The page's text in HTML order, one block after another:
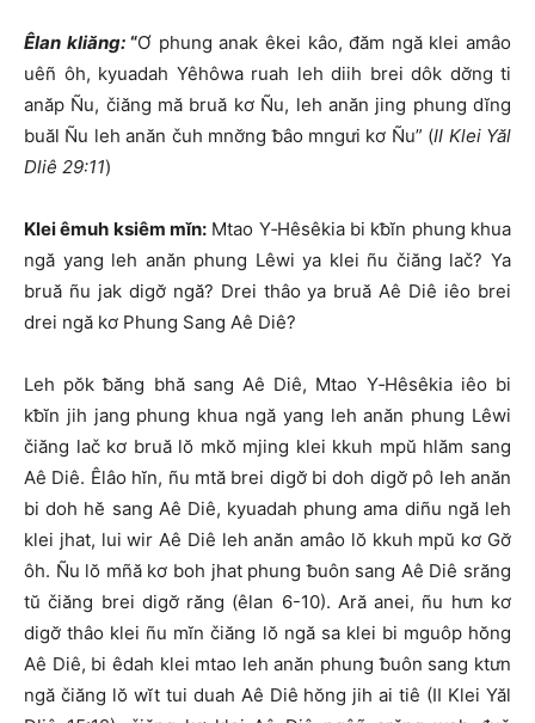
Êlan kliăng:“Ơ phung anak êkei kâo, đăm ngă klei amâo
uêñ ôh, kyuadah Yêhôwa ruah leh diih brei dôk dơ̆ng ti
anăp Ñu, čiăng mă bruă kơ Ñu, leh anăn jing phung dĭng
buăl Ñu leh anăn čuh mnơ̆ng ƀâo mngưi kơ Ñu” (II Klei Yăl
Dliê 29:11)
Klei êmuh ksiêm mĭn: Mtao Y‑Hêsêkia bi kƀĭn phung khua
ngă yang leh anăn phung Lêwi ya klei ñu čiăng lač? Ya
bruă ñu jak digơ̆ ngă? Drei thâo ya bruă Aê Diê iêo brei
drei ngă kơ Phung Sang Aê Diê?
Leh pŏk ƀăng bhă sang Aê Diê, Mtao Y‑Hêsêkia iêo bi
kƀĭn jih jang phung khua ngă yang leh anăn phung Lêwi
čiăng lač kơ bruă lŏ mkŏ mjing klei kkuh mpŭ hlăm sang
Aê Diê. Êlâo hĭn, ñu mtă brei digơ̆ bi doh digơ̆ pô leh anăn
bi doh hĕ sang Aê Diê, kyuadah phung ama diñu ngă leh
klei jhat, lui wir Aê Diê leh anăn amâo lŏ kkuh mpŭ kơ Gơ̆
ôh. Ñu lŏ mñă kơ boh jhat phung ƀuôn sang Aê Diê srăng
tŭ čiăng brei digơ̆ răng (êlan 6-10). Ară anei, ñu hưn kơ
digơ̆ thâo klei ñu mĭn čiăng lŏ ngă sa klei bi mguôp hŏng
Aê Diê, bi êdah klei mtao leh anăn phung ƀuôn sang ktưn
ngă čiăng lŏ wĭt tui duah Aê Diê hŏng jih ai tiê (II Klei Yăl